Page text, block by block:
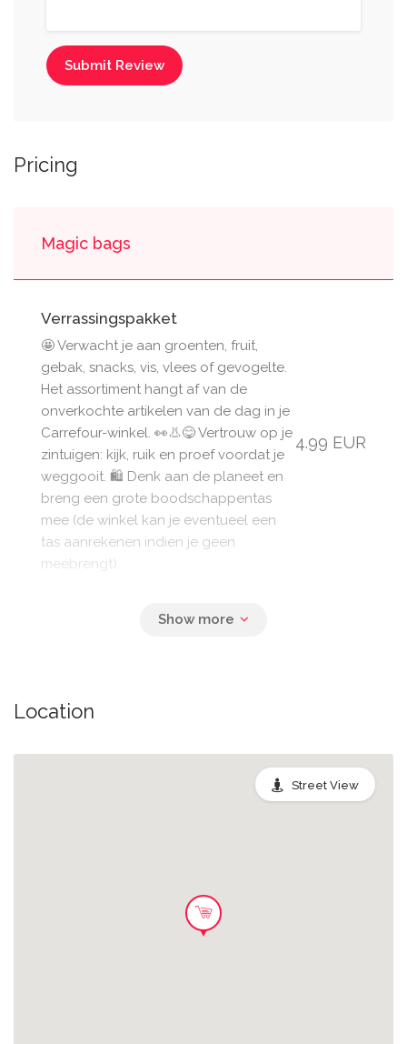
Submit Review
Pricing
Magic bags
Verrassingspakket
🤩 Verwacht je aan groenten, fruit,
gebak, snacks, vis, vlees of gevogelte.
Het assortiment hangt af van de
onverkochte artikelen van de dag in je
Carrefour-winkel. 👀👃😋 Vertrouw op je
zintuigen: kijk, ruik en proef voordat je
weggooit. 🛍️ Denk aan de planeet en
breng een grote boodschappentas
mee (de winkel kan je eventueel een
tas aanrekenen indien je geen
meebrengt).
4.99 EUR
Het assortiment hangt af van de
Carrefour-winkel. 👀👃😋 Vertrouw op je
zintuigen: kijk, ruik en proef voordat je
weggooit. 🛍️ Denk aan de planeet en
4.99 EUR
Location
Street View